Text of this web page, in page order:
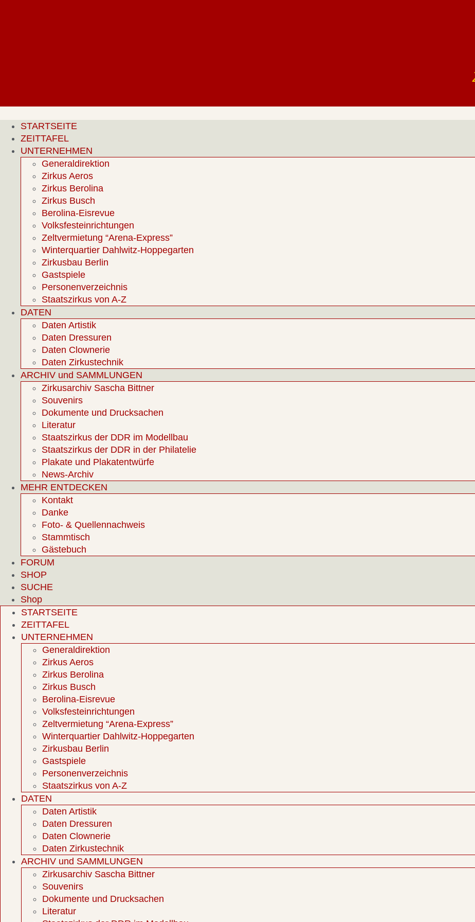
STARTSEITE
ZEITTAFEL
UNTERNEHMEN
Generaldirektion
Zirkus Aeros
Zirkus Berolina
Zirkus Busch
Berolina-Eisrevue
Volksfesteinrichtungen
Zeltvermietung “Arena-Express”
Winterquartier Dahlwitz-Hoppegarten
Zirkusbau Berlin
Gastspiele
Personenverzeichnis
Staatszirkus von A-Z
DATEN
Daten Artistik
Daten Dressuren
Daten Clownerie
Daten Zirkustechnik
ARCHIV und SAMMLUNGEN
Zirkusarchiv Sascha Bittner
Souvenirs
Dokumente und Drucksachen
Literatur
Staatszirkus der DDR im Modellbau
Staatszirkus der DDR in der Philatelie
Plakate und Plakatentwürfe
News-Archiv
MEHR ENTDECKEN
Kontakt
Danke
Foto- & Quellennachweis
Stammtisch
Gästebuch
FORUM
SHOP
SUCHE
Shop
STARTSEITE
ZEITTAFEL
UNTERNEHMEN
Generaldirektion
Zirkus Aeros
Zirkus Berolina
Zirkus Busch
Berolina-Eisrevue
Volksfesteinrichtungen
Zeltvermietung “Arena-Express”
Winterquartier Dahlwitz-Hoppegarten
Zirkusbau Berlin
Gastspiele
Personenverzeichnis
Staatszirkus von A-Z
DATEN
Daten Artistik
Daten Dressuren
Daten Clownerie
Daten Zirkustechnik
ARCHIV und SAMMLUNGEN
Zirkusarchiv Sascha Bittner
Souvenirs
Dokumente und Drucksachen
Literatur